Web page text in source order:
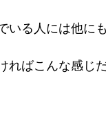
いる人には他に
ればこんな感じだ